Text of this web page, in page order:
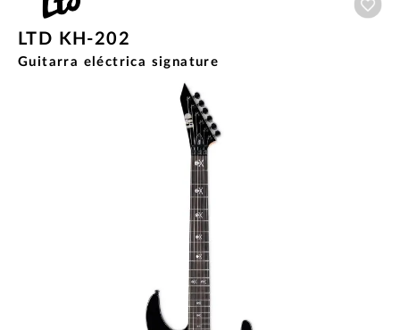
LTD KH-202
Guitarra eléctrica signature